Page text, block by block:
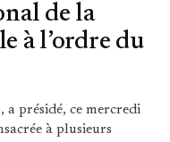
de la
à l’ordre du
présidé, ce mercredi
à plusieurs